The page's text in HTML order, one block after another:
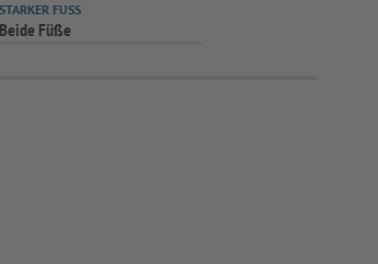
STARKER FUSS
Beide Füße